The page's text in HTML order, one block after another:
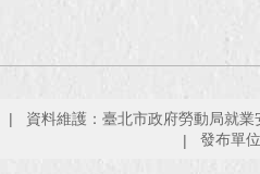
資料維護：臺北市政府勞動局就業
發布單